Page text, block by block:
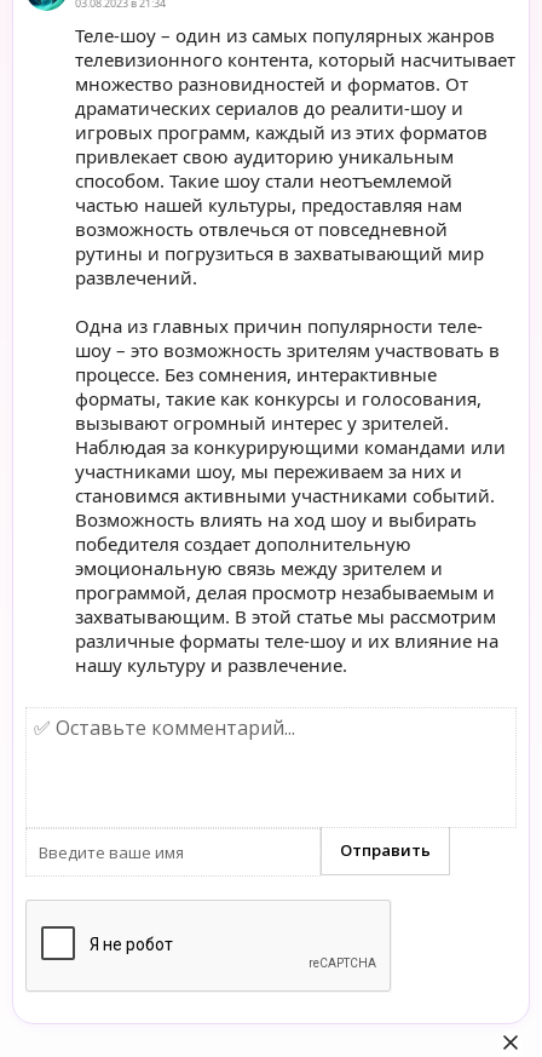
Теле-шоу – один из самых популярных жанров
телевизионного контента, который насчитывает
множество разновидностей и форматов. От
драматических сериалов до реалити-шоу и
игровых программ, каждый из этих форматов
привлекает свою аудиторию уникальным
способом. Такие шоу стали неотъемлемой
частью нашей культуры, предоставляя нам
возможность отвлечься от повседневной
рутины и погрузиться в захватывающий мир
развлечений.
Одна из главных причин популярности теле-
шоу – это возможность зрителям участвовать в
процессе. Без сомнения, интерактивные
форматы, такие как конкурсы и голосования,
вызывают огромный интерес у зрителей.
Наблюдая за конкурирующими командами или
участниками шоу, мы переживаем за них и
становимся активными участниками событий.
Возможность влиять на ход шоу и выбирать
победителя создает дополнительную
эмоциональную связь между зрителем и
программой, делая просмотр незабываемым и
захватывающим. В этой статье мы рассмотрим
различные форматы теле-шоу и их влияние на
нашу культуру и развлечение.